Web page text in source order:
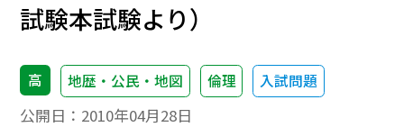
試験本試験より）
高 地歴・公民・地図 倫理 入試問題
公開日： 2010年04月28日